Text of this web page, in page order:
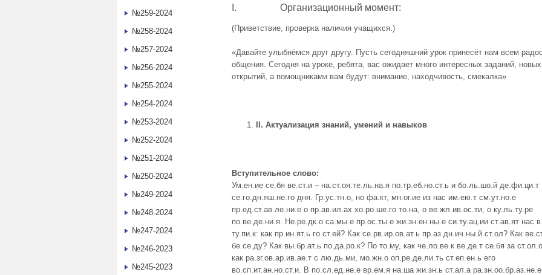
I. Организационный момент:
(Приветствие, проверка наличия учащихся.)
«Давайте улыбнёмся друг другу. Пусть сегодняшний урок принесёт нам всем
общения. Сегодня на уроке, ребята, вас ожидает много интересных заданий, новых
открытий, а помощниками вам будут: внимание, находчивость, смекалка»
. Актуализация знаний, умений и навыков
Вступительное слово:
Ум.ен.ие се.бя ве.ст.и – на.ст.оя.те.ль.на.я по.тр.еб.но.ст.ь и бо.ль.шо.й де.фи.ци.т
се.го.дн.яш.не.го дня. Гр.ус.тн.о, но фа.кт, мн.ог.ие из нас им.ею.т см.ут.но.е
пр.ед.ст.ав.ле.ни.е о пр.ав.ил.ах хо.ро.ше.го то.на, о ве.жл.ив.ос.ти, о ку.ль.ту.ре
по.ве.де.ни.я. Не.ре.дк.о са.мы.е пр.ос.ты.е жи.зн.ен.ны.е си.ту.ац.ии ст.ав.ят нас в
ту.пи.к: как пр.ин.ят.ь го.ст.ей? Как се.рв.ир.ов.ат.ь пр.аз.дн.ич.ны.й ст.ол? Как
бе.се.ду? Как вы.бр.ат.ь по.да.ро.к? По то.му, как че.ло.ве.к ве.де.т се.бя за
как ра.зг.ов.ар.ив.ае.т с лю.дь.ми, мо.жн.о оп.ре.де.ли.ть ст.еп.ен.ь его
во.сп.ит.ан.но.ст.и. В по.сл.ед.не.е вр.ем.я на.ша жи.зн.ь ст.ал.а
№259-2024
№258-2024
№257-2024
№256-2024
№255-2024
№254-2024
№253-2024
№252-2024
№251-2024
№250-2024
№249-2024
№248-2024
№247-2024
№246-2023
№245-2023